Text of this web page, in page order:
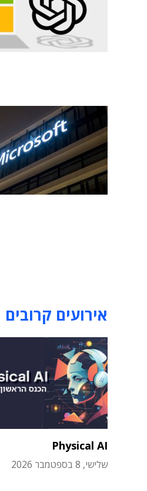
אירועים קרובים
Physical AI
שלישי, 8 בספטמבר 2026